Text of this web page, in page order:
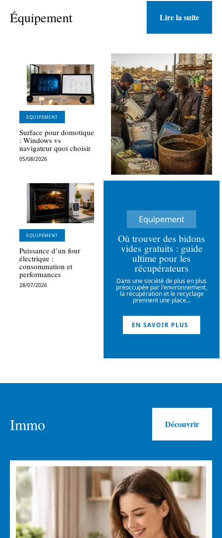
Équipement Lire la suite
EQUIPEMENT
Surface pour domotique
: Windows vs
navigateur quoi choisir
05/08/2026
EQUIPEMENT
Puissance d’un four
électrique :
consommation et
performances
28/07/2026
Equipement
Où trouver des bidons
vides gratuits : guide
ultime pour les
récupérateurs
Dans une société de plus en plus
préoccupée par l'environnement,
la récupération et le recyclage
prennent une place…
EN SAVOIR PLUS
Immo Découvrir